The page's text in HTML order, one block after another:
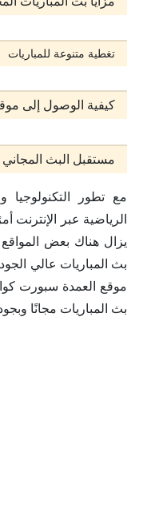
تغطية متنوعة للمباريات
كيفية الوصول إلى
مستقبل البث المجاني
مع تطور التكنولوجيا
الرياضية عبر الإنترنت
يزال هناك بعض
بث المباريات عالي
موقع العمدة سبورت
بث المباريات مجانًا وبجودة